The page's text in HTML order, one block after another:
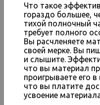
Что такое
гораздо большее,
тихой полночный
требует полного
Вы расчленяете
своей мерке. Вы
и слышите.
что вы материал
проигрываете его
что вы платите
усвоение